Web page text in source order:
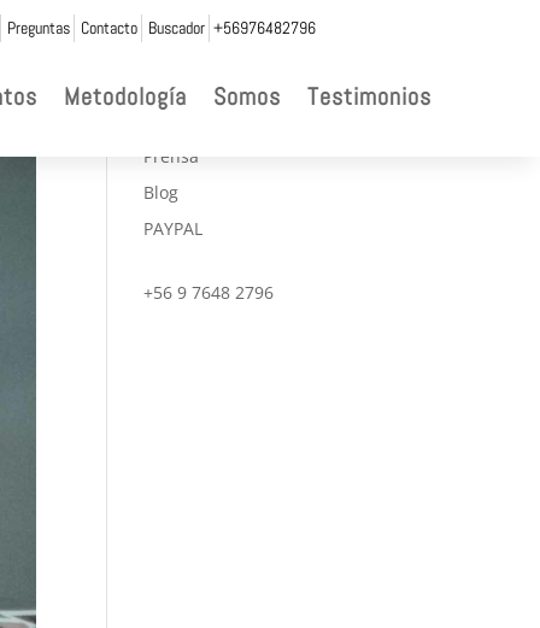
Preguntas Contacto Buscador +56976482796
Metodología Somos Testimonios
Prensa
Blog
PAYPAL
+56 9 7648 2796